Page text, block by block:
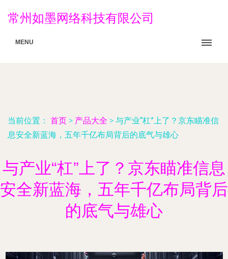
常州如墨网络科技有限公司
MENU
当前位置： 首页 > 产品大全 > 与产业“杠”上了？京东瞄准信
息安全新蓝海，五年千亿布局背后的底气与雄心
与产业“杠”上了？京东瞄准信息
安全新蓝海，五年千亿布局背后
的底气与雄心